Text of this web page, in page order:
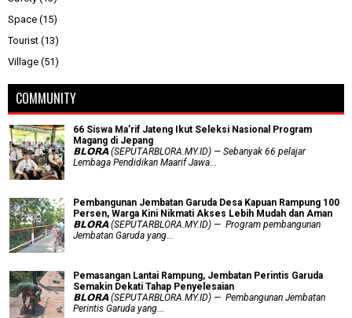
Space (15)
Tourist (13)
Village (51)
COMMUNITY
66 Siswa Ma’rif Jateng Ikut Seleksi Nasional Program
Magang di Jepang
𝗕𝗟𝗢𝗥𝗔 (SEPUTARBLORA.MY.ID) — Sebanyak 66 pelajar
Lembaga Pendidikan Maarif Jawa...
Pembangunan Jembatan Garuda Desa Kapuan Rampung 100
Persen, Warga Kini Nikmati Akses Lebih Mudah dan Aman
𝗕𝗟𝗢𝗥𝗔 (SEPUTARBLORA.MY.ID) — Program pembangunan
Jembatan Garuda yang...
Pemasangan Lantai Rampung, Jembatan Perintis Garuda
Semakin Dekati Tahap Penyelesaian
𝗕𝗟𝗢𝗥𝗔 (SEPUTARBLORA.MY.ID) — Pembangunan Jembatan
Perintis Garuda yang...